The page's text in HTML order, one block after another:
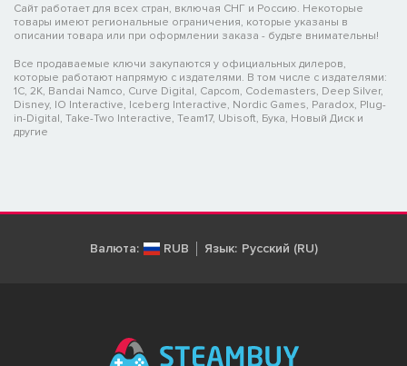
Сайт работает для всех стран, включая СНГ и Россию. Некоторые
товары имеют региональные ограничения, которые указаны в
описании товара или при оформлении заказа - будьте внимательны!
Все продаваемые ключи закупаются у официальных дилеров,
которые работают напрямую с издателями. В том числе с издателями:
1C, 2K, Bandai Namco, Curve Digital, Capcom, Codemasters, Deep Silver,
Disney, IO Interactive, Iceberg Interactive, Nordic Games, Paradox, Plug-
in-Digital, Take-Two Interactive, Team17, Ubisoft, Бука, Новый Диск и
другие
Валюта: RUB Язык: Русский (RU)